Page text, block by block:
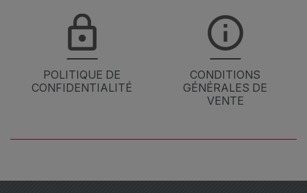
POLITIQUE DE
CONFIDENTIALITÉ
CONDITIONS
GÉNÉRALES DE
VENTE